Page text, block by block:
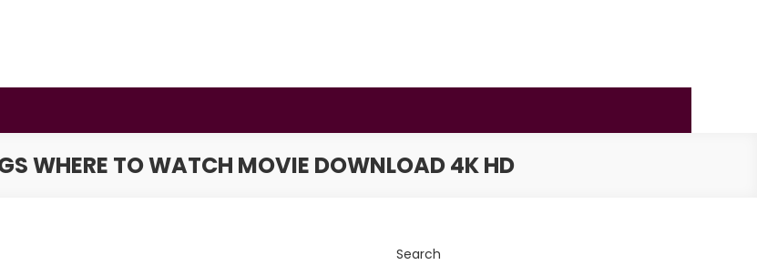
WHERE TO WATCH MOVIE DOWNLOAD 4K HD
Search